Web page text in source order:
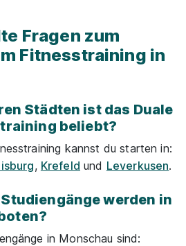
Fragen zum
Fitnesstraining in
Städten ist das Duale
beliebt?
kannst du starten in:
, Krefeld und Leverkusen.
werden in
in Monschau sind: